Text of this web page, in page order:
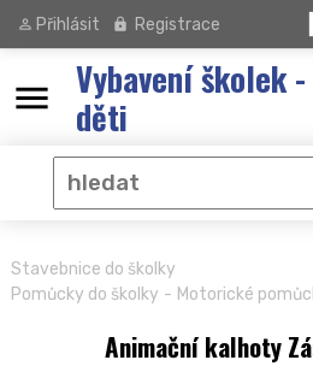
Přihlásit Registrace
menu
Vybavení školek
děti
Stavebnice do školky
Pomůcky do školky - Motorické
Animační kalhoty